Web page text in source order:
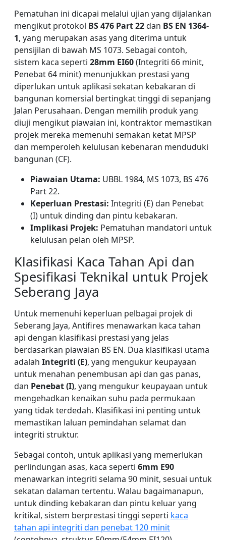
Pematuhan ini dicapai melalui ujian yang dijalankan
mengikut protokol BS 476 Part 22dan BS EN 1364-
1, yang merupakan asas yang diterima untuk
pensijilan di bawah MS 1073. Sebagai contoh,
sistem kaca seperti 28mm EI60(Integriti 66 minit,
Penebat 64 minit) menunjukkan prestasi yang
diperlukan untuk aplikasi sekatan kebakaran di
bangunan komersial bertingkat tinggi di sepanjang
Jalan Perusahaan. Dengan memilih produk yang
diuji mengikut piawaian ini, kontraktor memastikan
projek mereka memenuhi semakan ketat MPSP
dan memperoleh kelulusan kebenaran menduduki
bangunan (CF).
Piawaian Utama: UBBL 1984, MS 1073, BS 476
Part 22.
Keperluan Prestasi: Integriti (E) dan Penebat
(I) untuk dinding dan pintu kebakaran.
Implikasi Projek: Pematuhan mandatori untuk
kelulusan pelan oleh MPSP.
Klasifikasi Kaca Tahan Api dan
Spesifikasi Teknikal untuk Projek
Seberang Jaya
Untuk memenuhi keperluan pelbagai projek di
Seberang Jaya, Antifires menawarkan kaca tahan
api dengan klasifikasi prestasi yang jelas
berdasarkan piawaian BS EN. Dua klasifikasi utama
adalah Integriti (E), yang mengukur keupayaan
untuk menahan penembusan api dan gas panas,
dan Penebat (I), yang mengukur keupayaan untuk
mengehadkan kenaikan suhu pada permukaan
yang tidak terdedah. Klasifikasi ini penting untuk
memastikan laluan pemindahan selamat dan
integriti struktur.
Sebagai contoh, untuk aplikasi yang memerlukan
perlindungan asas, kaca seperti 6mm E90
menawarkan integriti selama 90 minit, sesuai untuk
sekatan dalaman tertentu. Walau bagaimanapun,
untuk dinding kebakaran dan pintu keluar yang
kritikal, sistem berprestasi tinggi seperti kaca
tahan api integriti dan penebat 120 minit